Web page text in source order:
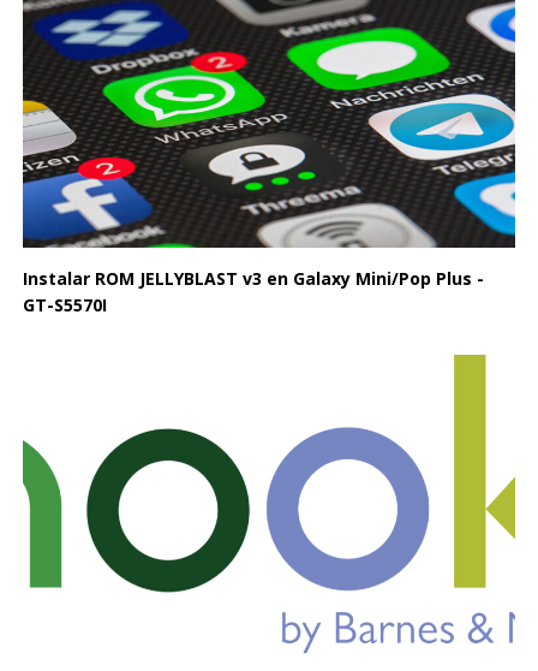
Instalar ROM JELLYBLAST v3 en Galaxy Mini/Pop Plus -
GT-S5570I